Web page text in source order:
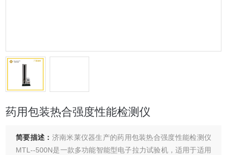
药用包装热合强度性能检测仪
简要描述： 济南米莱仪器生产的药用包装热合强度性能检测仪
MTL--500N是一款多功能智能型电子拉力试验机，适用于适用